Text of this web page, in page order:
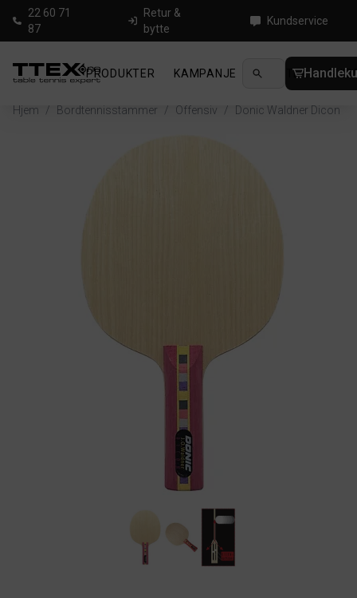
22 60 71
87
Retur &
bytte
Kundservice
PRODUKTER KAMPANJE NYHETER
Hjem / Bordtennisstammer / Offensiv / Donic Waldner Dicon